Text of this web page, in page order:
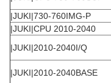
|JUKI|730-760IMG-P
|JUKI|CPU 2010-2040
|JUKI|2010-2040I/Q
|JUKI|2010-2040BASE